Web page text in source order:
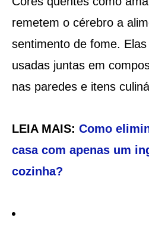
remetem o cérebro a
sentimento de fome.
usadas juntas em
nas paredes e itens
LEIA MAIS: Como
casa com apenas um
cozinha?